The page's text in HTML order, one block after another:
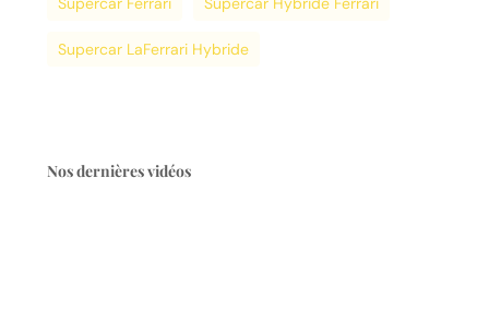
Supercar LaFerrari Hybride
Nos dernières vidéos